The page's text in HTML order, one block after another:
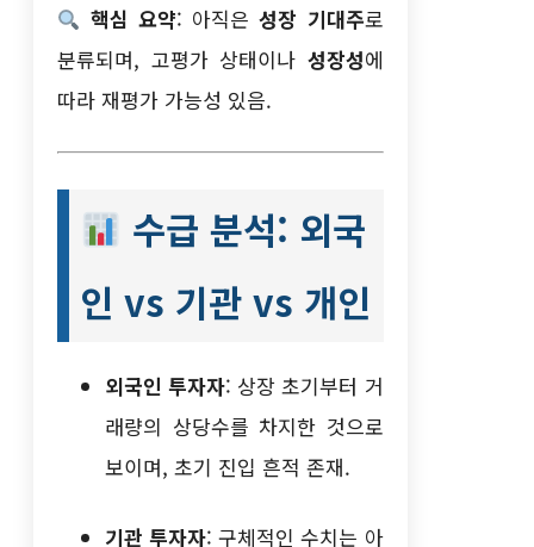
핵심 요약: 아직은성장 기대주로
분류되며, 고평가 상태이나 성장성에
따라 재평가 가능성 있음.
수급 분석: 외국
인 vs 기관 vs 개인
외국인 투자자: 상장 초기부터 거
래량의 상당수를 차지한 것으로
보이며, 초기 진입 흔적 존재.
기관 투자자: 구체적인 수치는 아